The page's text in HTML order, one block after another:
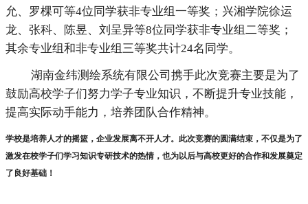
允、罗棵可等4位同学获非专业组一等奖；兴湘学院徐运
龙、张科、陈昱、刘呈异等8位同学获非专业组二等奖；
其余专业组和非专业组三等奖共计24名同学。
湖南金纬测绘系统有限公司携手此次竞赛主要是为了
鼓励高校学子们努力学子专业知识，不断提升专业技能，
提高实际动手能力，培养团队合作精神。
学校是培养人才的摇篮，企业发展离不开人才。此次竞赛的圆满结束，不仅是为了
激发在校学子们学习知识专研技术的热情，也为以后与高校更好的合作和发展奠定
了良好基础！